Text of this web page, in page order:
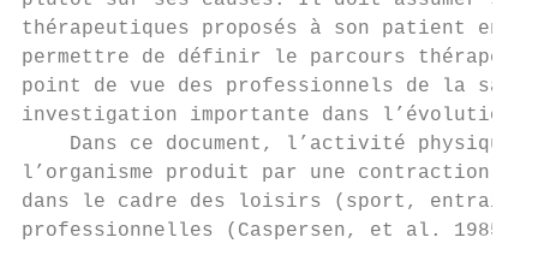
thérapeutiques proposés à son patient en
permettre de définir le parcours
point de vue des professionnels de la
investigation importante dans l’évolution
Dans ce document, l’activité physique
l’organisme produit par une contraction
dans le cadre des loisirs (sport,
professionnelles (Caspersen, et al. 1985).